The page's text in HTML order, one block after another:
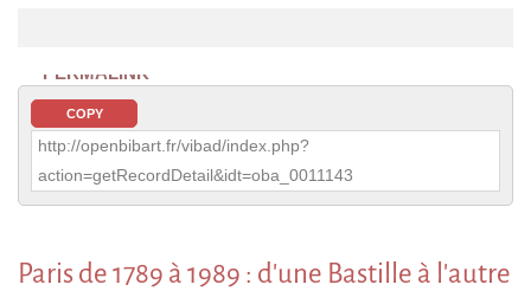
PERMALINK
COPY
http://openbibart.fr/vibad/index.php?
action=getRecordDetail&idt=oba_0011143
Paris de 1789 à 1989 : d'une Bastille à l'autre